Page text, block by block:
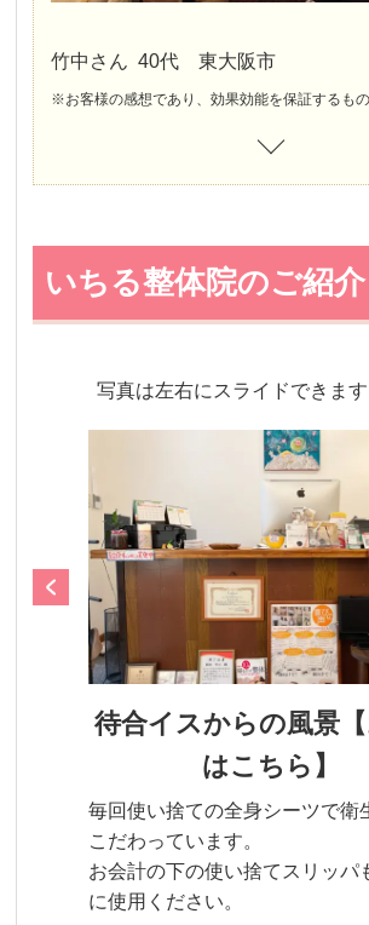
竹中さん 40代 東大阪市
※お客様の感想であり、効果効能を保証するもの
いちる整体院のご紹介
写真は左右にスライドできます
待合イスからの風景
はこちら】
毎回使い捨ての全身シーツで衛
こだわっています。
お会計の下の使い捨てスリッパ
に使用ください。